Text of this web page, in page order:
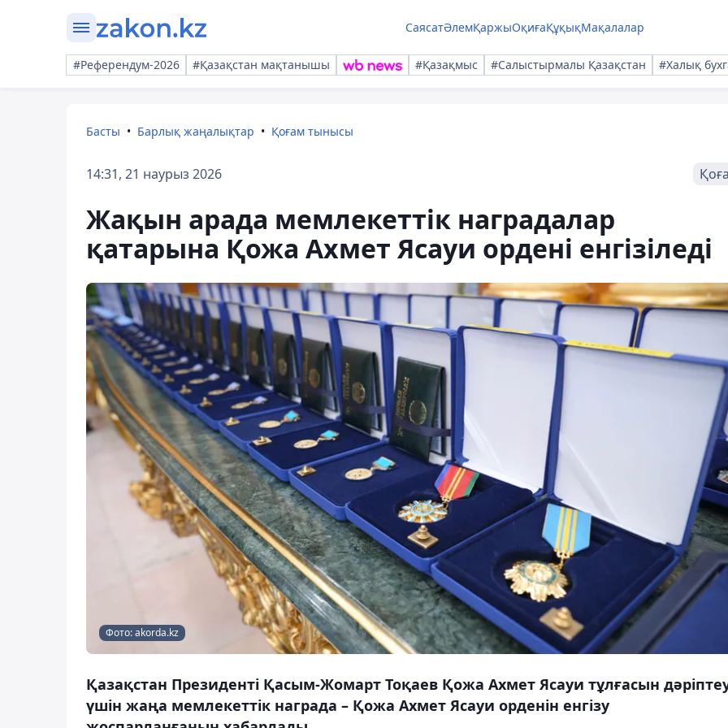
СаясатӘлемҚаржыОқиғаҚұқықМақалалар
#Референдум-2026 #Қазақстан мақтанышы #Қазақмыс #Салыстырмалы Қазақстан #Халық
Басты Барлық жаңалықтар Қоғам тынысы
14:31, 21 наурыз 2026
Жақын арада мемлекеттік наградалар
қатарына Қожа Ахмет Ясауи ордені енгізіледі
Фото: akorda.kz
Қазақстан Президенті Қасым-Жомарт Тоқаев Қожа Ахмет Ясауи тұлғасын
үшін жаңа мемлекеттік награда – Қожа Ахмет Ясауи орденін енгізу